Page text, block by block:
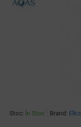
Stoc: În Stoc Brand: Elko